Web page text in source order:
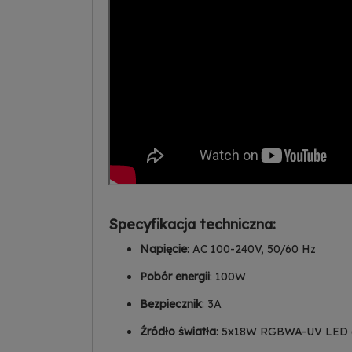
Specyfikacja techniczna:
Napięcie: AC 100-240V, 50/60 Hz
Pobór energii: 100W
Bezpiecznik: 3A
Źródło światła: 5x18W RGBWA-UV LED